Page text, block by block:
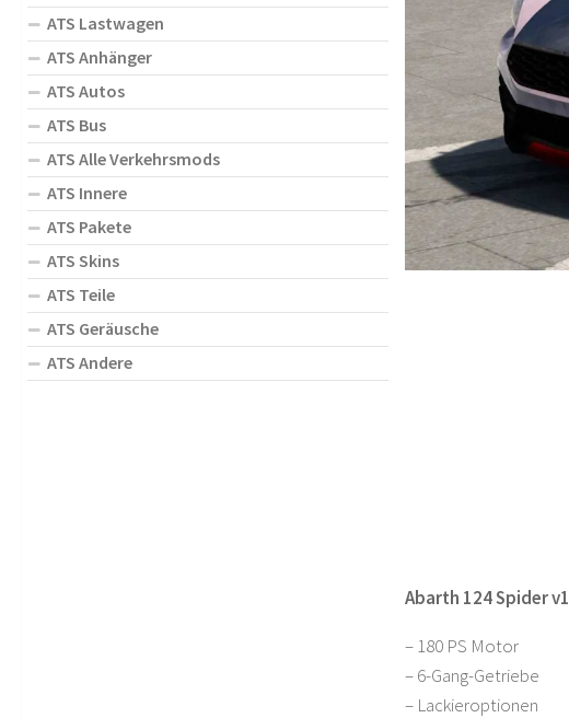
Abarth 124 Spider
– 180 PS Motor
– 6-Gang-Getriebe
– Lackieroptionen
ATS Lastwagen
ATS Anhänger
ATS Autos
ATS Bus
ATS Alle Verkehrsmods
ATS Innere
ATS Pakete
ATS Skins
ATS Teile
ATS Geräusche
ATS Andere